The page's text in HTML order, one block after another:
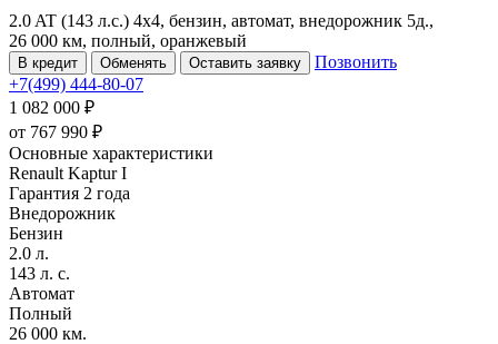
2.0 AT (143 л.с.) 4x4, бензин, автомат, внедорожник 5д.,
26 000 км, полный, оранжевый
В кредит Обменять Оставить заявку
Позвонить
+7(499) 444-80-07
1 082 000 ₽
от 767 990 ₽
Основные характеристики
Renault Kaptur I
Гарантия 2 года
Внедорожник
Бензин
2.0 л.
143 л. с.
Автомат
Полный
26 000 км.